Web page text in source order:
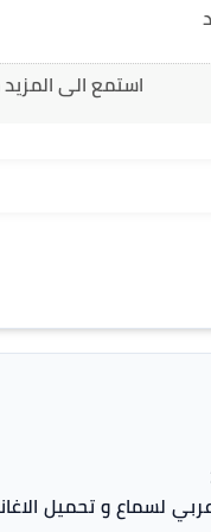
استمع الى
لسماع و تحميل